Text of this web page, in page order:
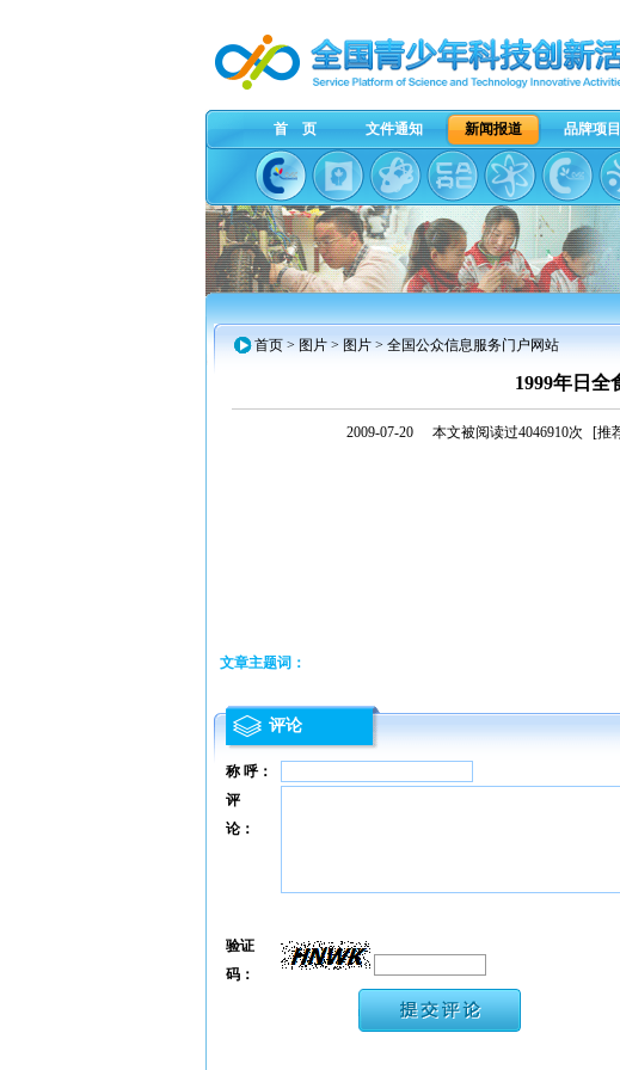
首 页 文件通知 新闻报道 品牌项目
首页 > 图片 > 图片 > 全国公众信息服务门户网站
1999年日全
2009-07-20 本文被阅读过4046910次 [推
文章主题词：
评论
称 呼：
评
论：
验证
码：